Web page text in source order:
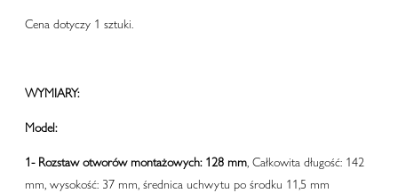
Cena dotyczy 1 sztuki.
WYMIARY:
Model:
1- Rozstaw otworów montażowych: 128 mm, Całkowita długość: 142
mm, wysokość: 37 mm, średnica uchwytu po środku 11,5 mm